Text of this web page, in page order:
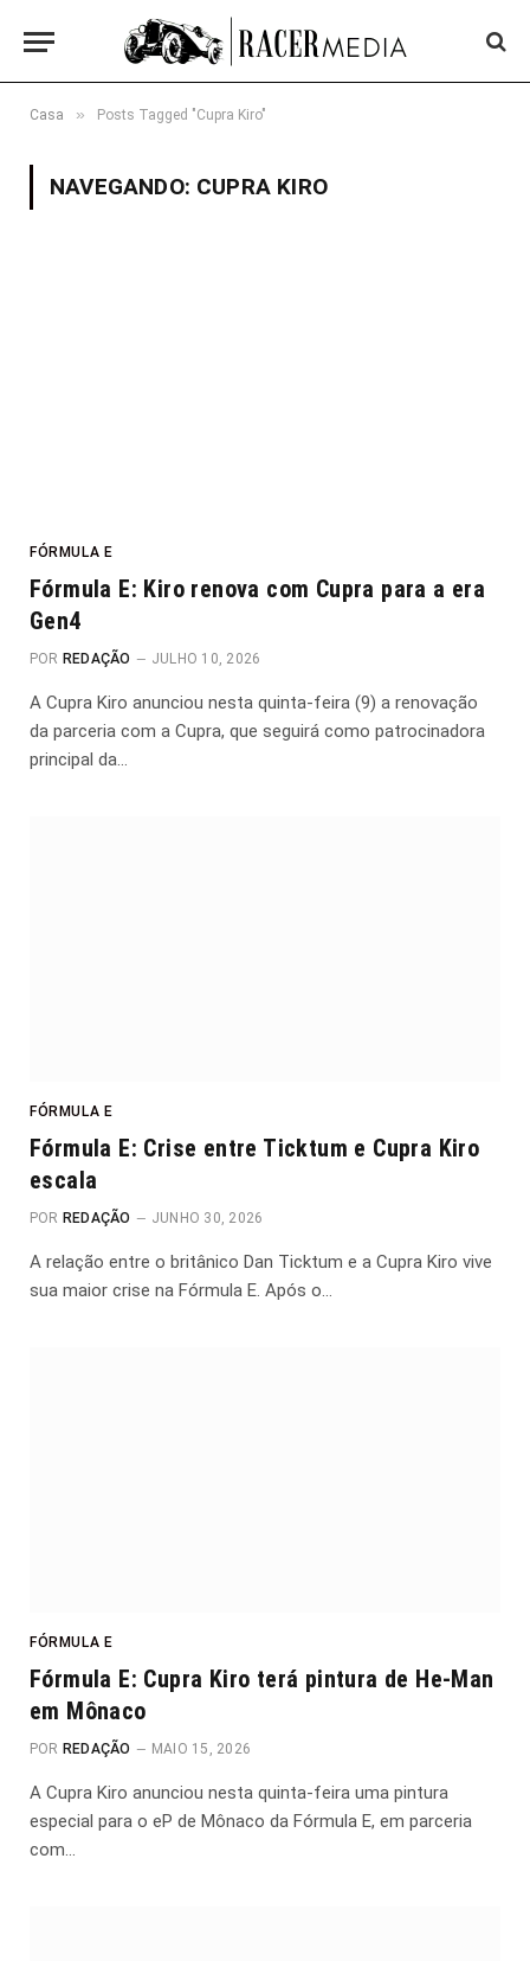
Casa » Posts Tagged "Cupra Kiro"
NAVEGANDO: CUPRA KIRO
FÓRMULA E
Fórmula E: Kiro renova com Cupra para a era
Gen4
POR REDAÇÃO JULHO 10, 2026
A Cupra Kiro anunciou nesta quinta-feira (9) a renovação
da parceria com a Cupra, que seguirá como patrocinadora
principal da…
FÓRMULA E
Fórmula E: Crise entre Ticktum e Cupra Kiro
escala
POR REDAÇÃO JUNHO 30, 2026
A relação entre o britânico Dan Ticktum e a Cupra Kiro vive
sua maior crise na Fórmula E. Após o…
FÓRMULA E
Fórmula E: Cupra Kiro terá pintura de He-Man
em Mônaco
POR REDAÇÃO MAIO 15, 2026
A Cupra Kiro anunciou nesta quinta-feira uma pintura
especial para o eP de Mônaco da Fórmula E, em parceria
com…